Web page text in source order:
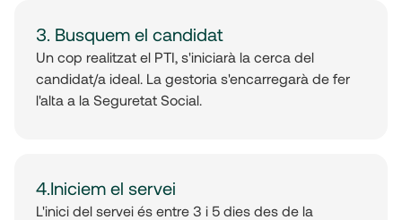
3. Busquem el candidat
Un cop realitzat el PTI, s'iniciarà la cerca del
candidat/a ideal. La gestoria s'encarregarà de fer
l'alta a la Seguretat Social.
4.Iniciem el servei
L'inici del servei és entre 3 i 5 dies des de la